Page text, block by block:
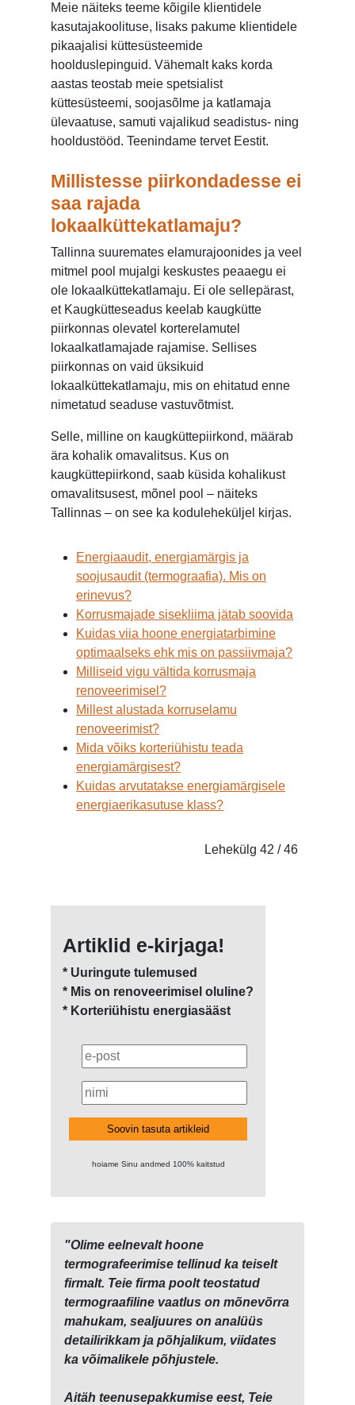
"Olime eelnevalt hoone
termografeerimise tellinud ka teiselt
firmalt. Teie firma poolt teostatud
termograafiline vaatlus on mõnevõrra
mahukam, sealjuures on analüüs
detailirikkam ja põhjalikum, viidates
ka võimalikele põhjustele.
Aitäh teenusepakkumise eest, Teie
Meie näiteks teeme kõigile klientidele
kasutajakoolituse, lisaks pakume klientidele
pikaajalisi küttesüsteemide
hoolduslepinguid. Vähemalt kaks korda
aastas teostab meie spetsialist
küttesüsteemi, soojasõlme ja katlamaja
ülevaatuse, samuti vajalikud seadistus- ning
hooldustööd. Teenindame tervet Eestit.
Millistesse piirkondadesse ei
saa rajada
lokaalküttekatlamaju?
Tallinna suuremates elamurajoonides ja veel
mitmel pool mujalgi keskustes peaaegu ei
ole lokaalküttekatlamaju. Ei ole sellepärast,
et Kaugkütteseadus keelab kaugkütte
piirkonnas olevatel korterelamutel
lokaalkatlamajade rajamise. Sellises
piirkonnas on vaid üksikuid
lokaalküttekatlamaju, mis on ehitatud enne
nimetatud seaduse vastuvõtmist.
Selle, milline on kaugküttepiirkond, määrab
ära kohalik omavalitsus. Kus on
kaugküttepiirkond, saab küsida kohalikust
omavalitsusest, mõnel pool – näiteks
Tallinnas – on see ka koduleheküljel kirjas.
Energiaaudit, energiamärgis ja
soojusaudit (termograafia). Mis on
erinevus?
Korrusmajade sisekliima jätab soovida
Kuidas viia hoone energiatarbimine
optimaalseks ehk mis on passiivmaja?
Milliseid vigu vältida korrusmaja
renoveerimisel?
Millest alustada korruselamu
renoveerimist?
Mida võiks korteriühistu teada
energiamärgisest?
Kuidas arvutatakse energiamärgisele
energiaerikasutuse klass?
Lehekülg 42 / 46
Artiklid e-kirjaga!
* Uuringute tulemused
* Mis on renoveerimisel oluline?
* Korteriühistu energiasääst
Soovin tasuta artikleid
hoiame Sinu andmed 100% kaitstud